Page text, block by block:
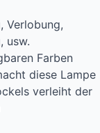
, Verlobung,
, usw.
Farben
diese Lampe
verleiht der